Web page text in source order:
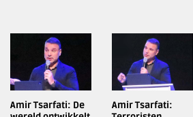
Amir Tsarfati: De
Amir Tsarfati: